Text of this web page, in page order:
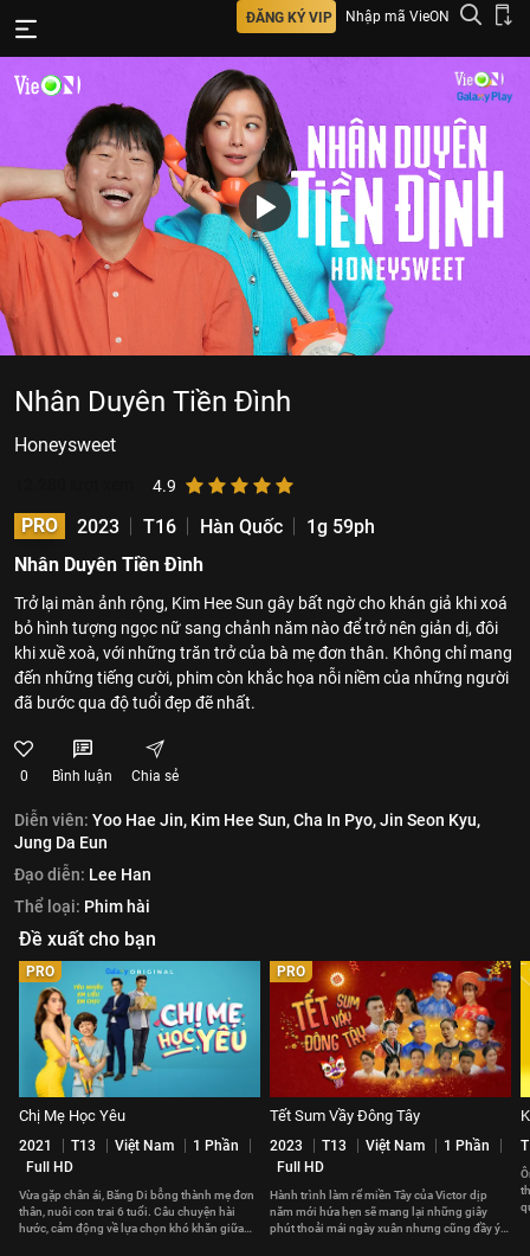
ĐĂNG KÝ VIP Nhập mã VieON
Nhân Duyên Tiền Đình
Honeysweet
4.9
PRO 2023 T16 Hàn Quốc
1g 59ph
Nhân Duyên Tiền Đình
Trở lại màn ảnh rộng, Kim Hee Sun gây bất ngờ cho khán giả khi xoá
bỏ hình tượng ngọc nữ sang chảnh năm nào để trở nên giản dị, đôi
khi xuề xoà, với những trăn trở của bà mẹ đơn thân. Không chỉ mang
đến những tiếng cười, phim còn khắc họa nỗi niềm của những người
đã bước qua độ tuổi đẹp đẽ nhất.
0 Bình luận Chia sẻ
Diễn viên: Yoo Hae Jin, Kim Hee Sun,Cha In Pyo,Jin Seon Kyu,
Jung Da Eun
Đạo diễn: Lee Han
Thể loại: Phim hài
Đề xuất cho bạn
PRO
Chị Mẹ Học Yêu
2021 T13 Việt Nam
1 Phần
Full HD
Vừa gặp chân ái, Băng Di bỗng thành mẹ đơn
thân, nuôi con trai 6 tuổi. Câu chuyện hài
hước, cảm động về lựa chọn khó khăn giữa
PRO
Tết Sum Vầy Đông Tây
2023 T13 Việt Nam
1 Phần
Full HD
Hành trình làm rể miền Tây của Victor dịp
năm mới hứa hẹn sẽ mang lại những giây
phút thoải mái ngày xuân nhưng cũng đầy ý